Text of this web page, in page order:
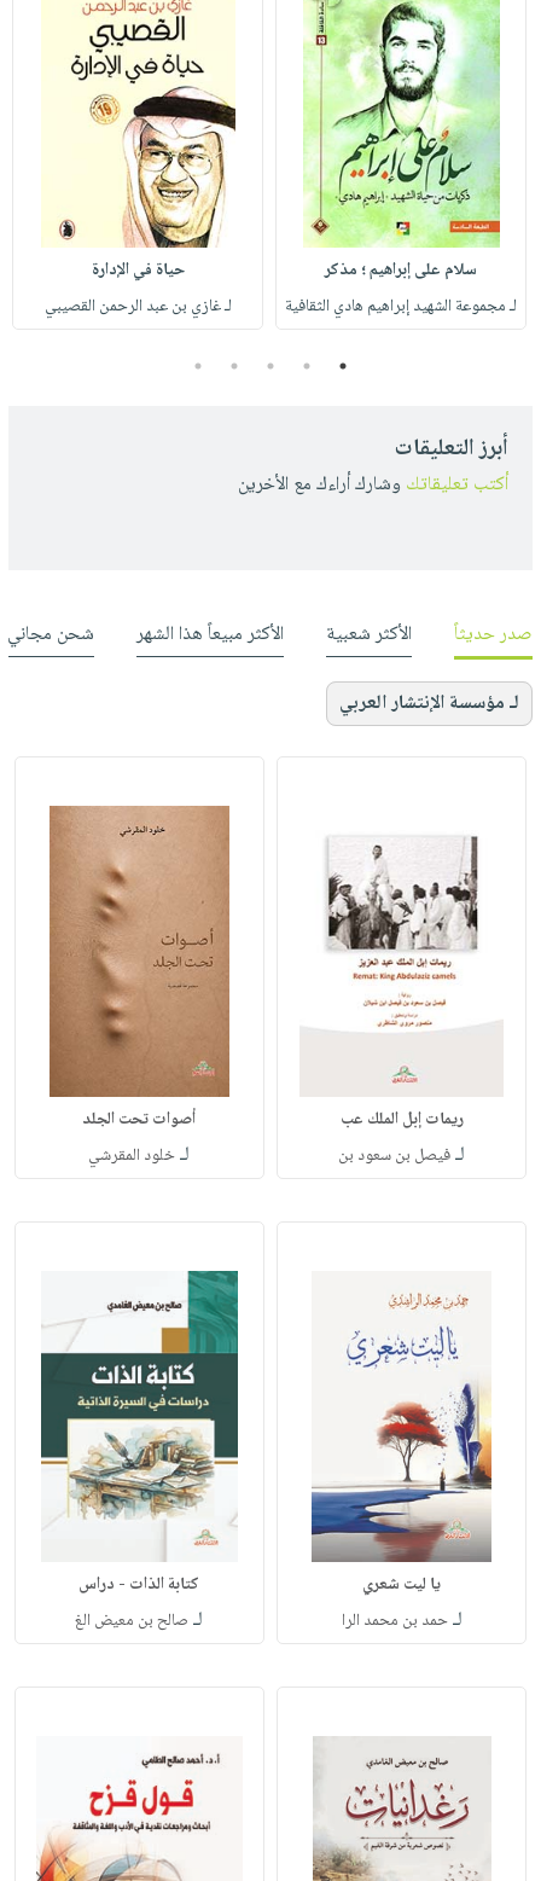
سلام على إبراهيم ؛ مذكر
لـ مجموعة الشهيد إبراهيم هادي الثقافية
حياة في الإدارة
لـ غازي بن عبد الرحمن القصيبي
1
2
3
4
5
أبرز التعليقات
أكتب تعليقاتك وشارك أراءك مع الأخرين
صدر حديثاً الأكثر شعبية الأكثر مبيعاً هذا الشهر شحن مجاني
لـ مؤسسة الإنتشار العربي
ريمات إبل الملك عب
لـفيصل بن سعود بن
أصوات تحت الجلد
لـخلود المقرشي
يا ليت شعري
لـحمد بن محمد الرا
كتابة الذات - دراس
لـ صالح بن معيض الغ